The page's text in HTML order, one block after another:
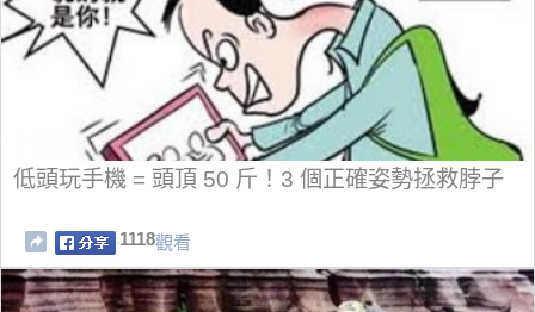
低頭玩手機 = 頭頂 50 斤！3 個正確姿勢拯救脖子
1118觀看